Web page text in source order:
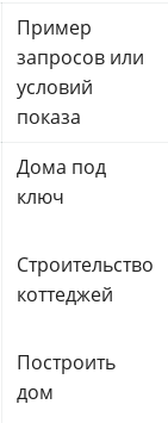
Пример
запросов или
условий
показа
Дома под
ключ
Строительство
коттеджей
Построить
дом